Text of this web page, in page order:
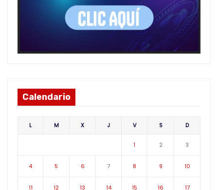
Calendario
L M X J V S D
1 2 3
4 5 6 7 8 9 10
11 12 13 14 15 16 17